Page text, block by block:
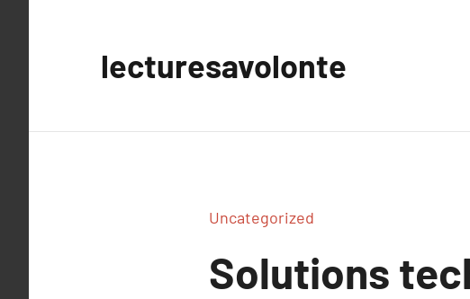
lecturesavolonte
Uncategorized
Solutions